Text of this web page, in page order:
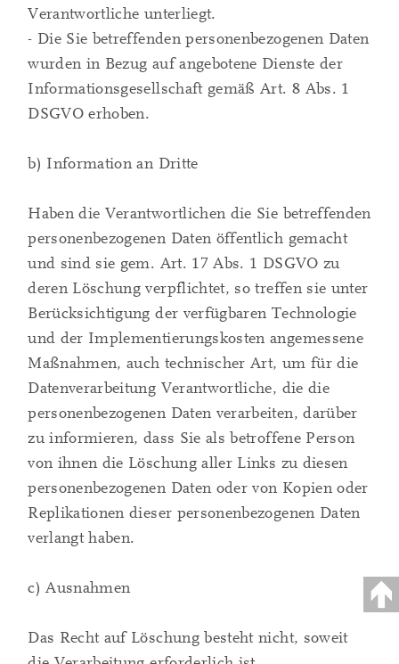
Verantwortliche unterliegt.
- Die Sie betreffenden personenbezogenen Daten
wurden in Bezug auf angebotene Dienste der
Informationsgesellschaft gemäß Art. 8 Abs. 1
DSGVO erhoben.
b) Information an Dritte
Haben die Verantwortlichen die Sie betreffenden
personenbezogenen Daten öffentlich gemacht
und sind sie gem. Art. 17 Abs. 1 DSGVO zu
deren Löschung verpflichtet, so treffen sie unter
Berücksichtigung der verfügbaren Technologie
und der Implementierungskosten angemessene
Maßnahmen, auch technischer Art, um für die
Datenverarbeitung Verantwortliche, die die
personenbezogenen Daten verarbeiten, darüber
zu informieren, dass Sie als betroffene Person
von ihnen die Löschung aller Links zu diesen
personenbezogenen Daten oder von Kopien oder
Replikationen dieser personenbezogenen Daten
verlangt haben.
c) Ausnahmen
Das Recht auf Löschung besteht nicht, soweit